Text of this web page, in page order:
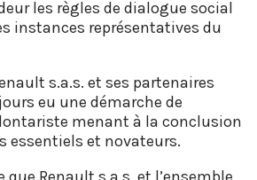
les règles de dialogue social
instances représentatives du
s.a.s. et ses partenaires
eu une démarche de
menant à la conclusion
essentiels et novateurs.
que Renault s.a.s. et l’ensemble